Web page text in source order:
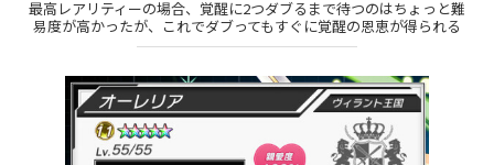
最高レアリティーの場合、覚醒に2つダブるまで待つのはちょっと難
易度が高かったが、これでダブってもすぐに覚醒の恩恵が得られる